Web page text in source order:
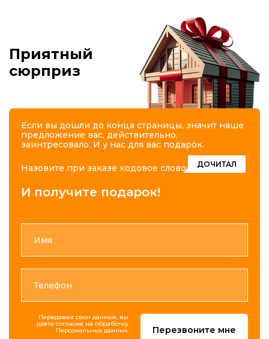
Приятный
сюрприз
Если вы дошли до конца страницы, значит наше
предложение вас, действительно,
заинтресовало. И у нас для вас подарок.
Назовите при заказе кодовое слово: ДОЧИТАЛ
И получите подарок!
Перезвоните мне
Передавая свои данные, вы
даете согласие на обработку
Персональных данных.